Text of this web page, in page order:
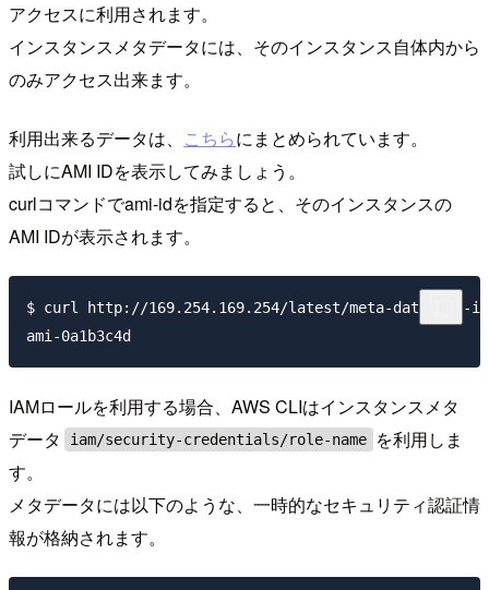
アクセスに利用されます。
インスタンスメタデータには、そのインスタンス自体内から
のみアクセス出来ます。
利用出来るデータは、 こちらにまとめられています。
試しにAMI IDを表示してみましょう。
curlコマンドでami-idを指定すると、そのインスタンスの
AMI IDが表示されます。
$ curl http://169.254.169.254/latest/meta-data/ami-id
IAMロールを利用する場合、AWS CLIはインスタンスメタ
データ
iam/security-credentials/role-name
を利用しま
す。
メタデータには以下のような、一時的なセキュリティ認証情
報が格納されます。